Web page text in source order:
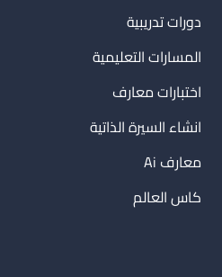
دورات تدريبية
المسارات التعليمية
اختبارات معارف
انشاء السيرة الذاتية
معارف Ai
كاس العالم